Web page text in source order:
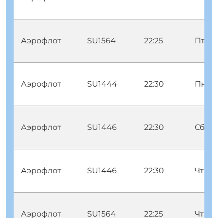
Аэрофлот SU1564 22:25 Птн
Аэрофлот SU1444 22:30 Пнд
Аэрофлот SU1446 22:30 Сбт
Аэрофлот SU1446 22:30 Чтв
Аэрофлот SU1564 22:25 Чтв